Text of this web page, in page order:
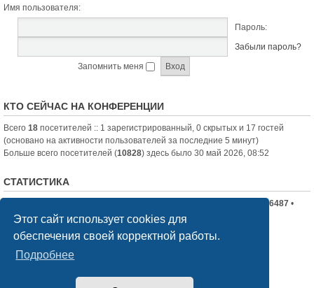
Этот сайт использует cookies для
обеспечения своей корректной работы.
Подробнее
Имя пользователя:
Пароль:
Забыли пароль?
Запомнить меня
КТО СЕЙЧАС НА КОНФЕРЕНЦИИ
Всего 18 посетителей :: 1 зарегистрированный, 0 скрытых и 17 гостей
(основано на активности пользователей за последние 5 минут)
Больше всего посетителей (10828) здесь было 30 май 2026, 08:52
СТАТИСТИКА
• Всего пользователей:6487 •
Новый пользователь: nord-jeka
Список форумов
phpBB® Forum Software © phpBB Limited